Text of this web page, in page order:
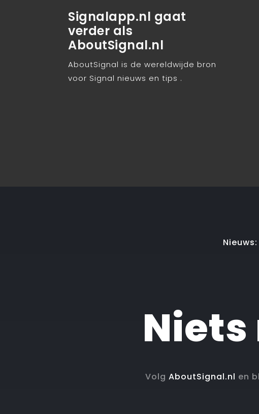
Signalapp.nl gaat
verder als
AboutSignal.nl
AboutSignal is de wereldwijde bron
voor Signal nieuws en tips .
Niets
Volg AboutSignal.nl en